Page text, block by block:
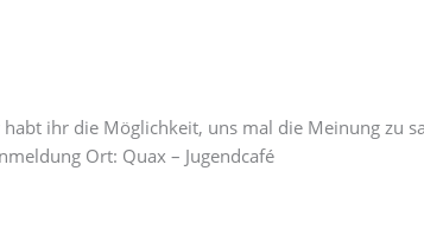
ihr die Möglichkeit, uns mal die Meinung zu
Ort: Quax – Jugendcafé